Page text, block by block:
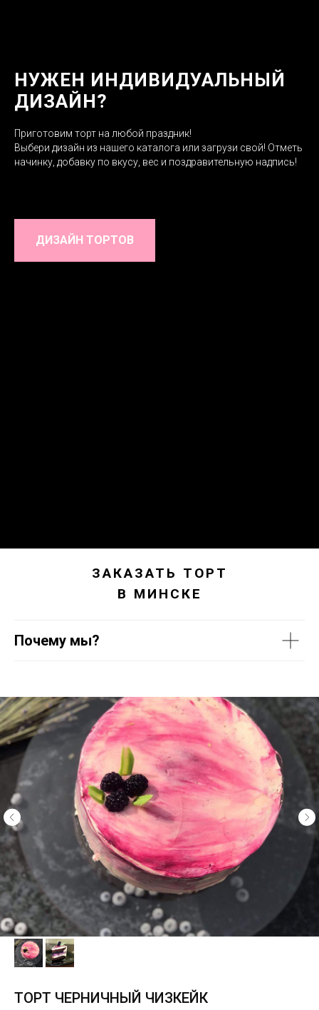
НУЖЕН ИНДИВИДУАЛЬНЫЙ
ДИЗАЙН?
Приготовим торт на любой праздник!
Выбери дизайн из нашего каталога или загрузи свой! Отметь
начинку, добавку по вкусу, вес и поздравительную надпись!
ДИЗАЙН ТОРТОВ
ЗАКАЗАТЬ ТОРТ
В МИНСКЕ
Почему мы?
ТОРТ ЧЕРНИЧНЫЙ ЧИЗКЕЙК